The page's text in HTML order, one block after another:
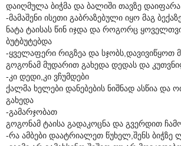
დაიღმულა ბიჭმა და ბალიში თავზე დაიფარა.
-მამაშენი ისეთი გაბრაზებული იყო მაგ
ნატა ტაისას წინ იჯდა და როგორც
ბუტბუტებდა
-ყველაფერი რიგზეა და სჯობს,დავივიწყოთ
გოგონამ მუდარით გახედა დედას და
-კი დედი,კი ვჩუმდები
ქალმა ხელები დანებების ნიშნად ასწია და
გახედა
-გამარჯობათ
გოგონამ ტაისა გადაკოცნა და გვერდით
-რა ამბები დაატრიალეთ წუხელ,შენს ბიჭზე